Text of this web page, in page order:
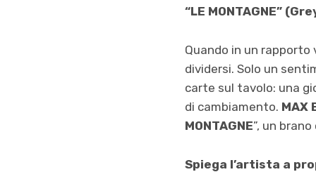
“LE MONTAGNE”
Quando in un rapporto
dividersi. Solo un
carte sul tavolo: una
di cambiamento. MAX
MONTAGNE”, un
Spiega l’artista a